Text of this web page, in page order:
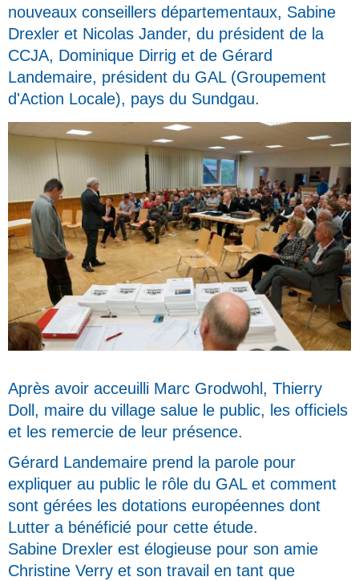
nouveaux conseillers départementaux, Sabine
Drexler et Nicolas Jander, du président de la
CCJA, Dominique Dirrig et de Gérard
Landemaire, président du GAL (Groupement
d'Action Locale), pays du Sundgau.
Après avoir acceuilli Marc Grodwohl, Thierry
Doll, maire du village salue le public, les officiels
et les remercie de leur présence.
Gérard Landemaire prend la parole pour
expliquer au public le rôle du GAL et comment
sont gérées les dotations européennes dont
Lutter a bénéficié pour cette étude.
Sabine Drexler est élogieuse pour son amie
Christine Verry et son travail en tant que